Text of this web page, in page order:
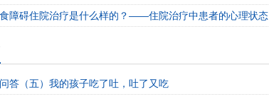
障碍住院治疗是什么样的？——住院治疗中患者的心理状态
答（五）我的孩子吃了吐，吐了又吃